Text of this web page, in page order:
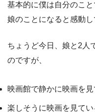
基本的に僕は自分のこ
娘のことになると感動し
ちょうど今日、娘と2人
のですが、
映画館で静かに映画を
楽しそうに映画を見て